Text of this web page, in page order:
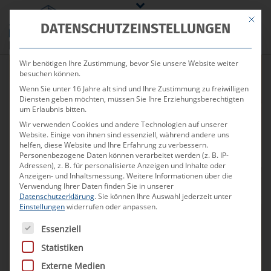
Unsere Mietimmobilien
in Basel & der Schweiz
Zahlreiche Mietimmobilien in der Schweiz
Persönliche Ansprechpartner
Zum Suchauftrag
Mit
DATENSCHUTZEINSTELLUNGEN
Wir benötigen Ihre Zustimmung, bevor Sie unsere Website weiter
besuchen können.
Wenn Sie unter 16 Jahre alt sind und Ihre Zustimmung zu freiwilligen
Diensten geben möchten, müssen Sie Ihre Erziehungsberechtigten
um Erlaubnis bitten.
Wir verwenden Cookies und andere Technologien auf unserer
Website. Einige von ihnen sind essenziell, während andere uns
helfen, diese Website und Ihre Erfahrung zu verbessern.
Personenbezogene Daten können verarbeitet werden (z. B. IP-
Adressen), z. B. für personalisierte Anzeigen und Inhalte oder
Anzeigen- und Inhaltsmessung.Weitere Informationen über die
Verwendung Ihrer Daten finden Sie in unserer
Datenschutzerklärung.Sie können Ihre Auswahl jederzeit unter
Einstellungenwiderrufen oder anpassen.
Es folgt eine Liste der Service-Gruppen, für die eine
Essenziell
Statistiken
Externe Medien